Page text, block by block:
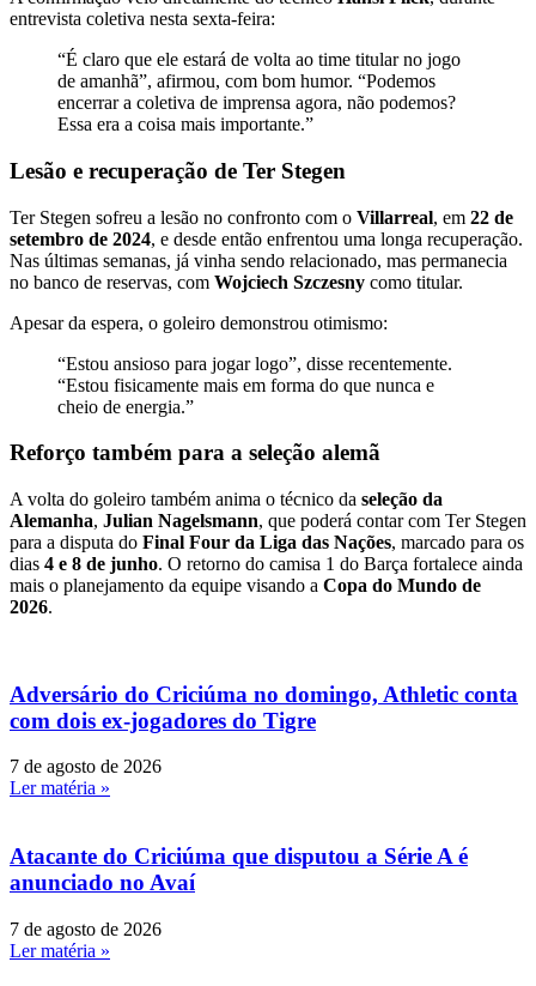
entrevista coletiva nesta sexta-feira:
“É claro que ele estará de volta ao time titular no jogo
de amanhã”, afirmou, com bom humor. “Podemos
encerrar a coletiva de imprensa agora, não podemos?
Essa era a coisa mais importante.”
Lesão e recuperação de Ter Stegen
Ter Stegen sofreu a lesão no confronto com o Villarreal, em 22 de
setembro de 2024, e desde então enfrentou uma longa recuperação.
Nas últimas semanas, já vinha sendo relacionado, mas permanecia
no banco de reservas, com Wojciech Szczesny como titular.
Apesar da espera, o goleiro demonstrou otimismo:
“Estou ansioso para jogar logo”, disse recentemente.
“Estou fisicamente mais em forma do que nunca e
cheio de energia.”
Reforço também para a seleção alemã
A volta do goleiro também anima o técnico da seleção da
Alemanha, Julian Nagelsmann, que poderá contar com Ter Stegen
para a disputa do Final Four da Liga das Nações, marcado para os
dias 4 e 8 de junho. O retorno do camisa 1 do Barça fortalece ainda
mais o planejamento da equipe visando a Copa do Mundo de
2026.
Adversário do Criciúma no domingo, Athletic conta
com dois ex-jogadores do Tigre
7 de agosto de 2026
Ler matéria »
Atacante do Criciúma que disputou a Série A é
anunciado no Avaí
7 de agosto de 2026
Ler matéria »